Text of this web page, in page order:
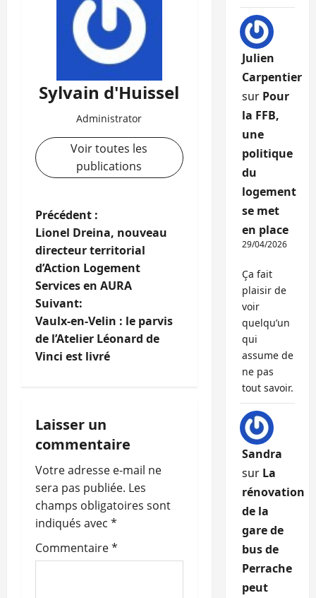
Sylvain d'Huissel
Administrator
Voir toutes les
publications
N
a
v
i
g
a
i
o
n
d
’
Précédent :
Lionel Dreina, nouveau
directeur territorial
d’Action Logement
Services en AURA
Suivant:
Vaulx-en-Velin : le parvis
de l’Atelier Léonard de
Vinci est livré
Laisser un
commentaire
Votre adresse e-mail ne
sera pas publiée. Les
champs obligatoires sont
indiqués avec *
Commentaire*
Julien
Carpentier
sur Pour
la FFB,
une
politique
du
logement
se met
en place
29/04/2026
Ça fait
plaisir de
voir
quelqu’un
qui
assume de
ne pas
tout savoir.
Sandra
sur La
rénovation
de la
gare de
bus de
Perrache
peut